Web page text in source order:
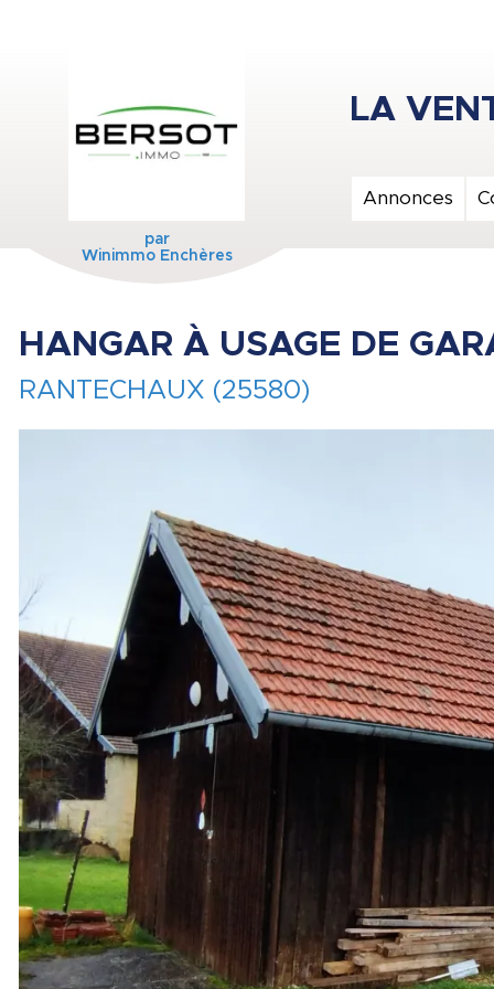
par
Winimmo Enchères
Annonces
HANGAR À USAGE DE
RANTECHAUX (25580)